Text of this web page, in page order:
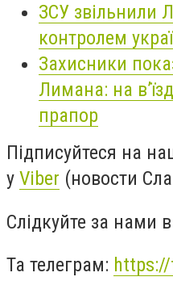
ЗСУ звільнили
контролем
Захисники
Лимана: на
прапор
Підписуйтеся на
у Viber (новости
Слідкуйте за нами в
Та телеграм: